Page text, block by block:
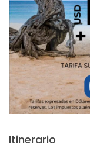
Itinerario